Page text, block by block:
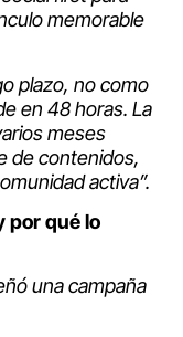
memorable
plazo, no como
en 48 horas. La
meses
de contenidos,
activa”.
por qué lo
una campaña